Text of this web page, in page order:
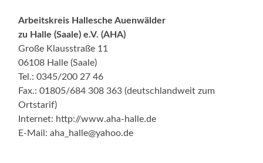
Arbeitskreis Hallesche Auenwälder
zu Halle (Saale) e.V. (AHA)
Große Klausstraße 11
06108 Halle (Saale)
Tel.: 0345/200 27 46
Fax.: 01805/684 308 363 (deutschlandweit zum
Ortstarif)
Internet: http://www.aha-halle.de
E-Mail: aha_halle@yahoo.de